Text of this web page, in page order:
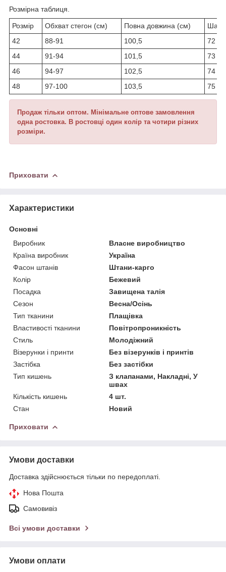
Розмірна таблиця.
Розмір Обхват стегон (см) Повна довжина (см)
42
88-91 100,5
72
44
91-94 101,5
73
46
94-97 102,5
74
48
97-100 103,5 75
Продаж тільки оптом. Мінімальне оптове замовлення
одна ростовка. В ростовці один колір та чотири різних
розміри.
Приховати
Характеристики
Основні
Виробник
Власне виробництво
Країна виробник
Україна
Фасон штанів
Штани-карго
Колір
Бежевий
Посадка
Завищена талія
Сезон
Весна/Осінь
Тип тканини
Плащівка
Властивості тканини
Повітропроникність
Стиль
Молодіжний
Візерунки і принти
Без візерунків і принтів
Застібка
Без застібки
Тип кишень
З клапанами, Накладні, У
швах
Кількість кишень
4 шт.
Стан
Новий
Приховати
Умови доставки
Доставка здійснюється тільки по передоплаті.
Нова Пошта
Самовивіз
Всі умови доставки
Умови оплати